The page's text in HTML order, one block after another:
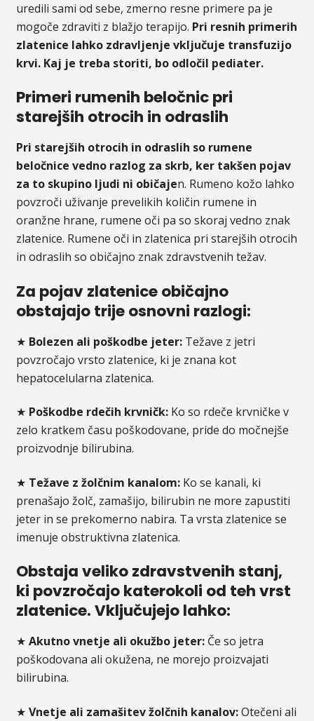
uredili sami od sebe, zmerno resne primere pa je
mogoče zdraviti z blažjo terapijo. Pri resnih primerih
zlatenice lahko zdravljenje vključuje transfuzijo
krvi. Kaj je treba storiti, bo odločil pediater.
Primeri rumenih beločnic pri
starejših otrocih in odraslih
Pri starejših otrocih in odraslih so rumene
beločnice vedno razlog za skrb, ker takšen pojav
za to skupino ljudi ni običajen. Rumeno kožo lahko
povzroči uživanje prevelikih količin rumene in
oranžne hrane, rumene oči pa so skoraj vedno znak
zlatenice. Rumene oči in zlatenica pri starejših otrocih
in odraslih so običajno znak zdravstvenih težav.
Za pojav zlatenice običajno
obstajajo trije osnovni razlogi:
★ Bolezen ali poškodbe jeter:Težave z jetri
povzročajo vrsto zlatenice, ki je znana kot
hepatocelularna zlatenica.
★ Poškodbe rdečih krvničk:Ko so rdeče krvničke v
zelo kratkem času poškodovane, pride do močnejše
proizvodnje bilirubina.
★ Težave z žolčnim kanalom:Ko se kanali, ki
prenašajo žolč, zamašijo, bilirubin ne more zapustiti
jeter in se prekomerno nabira. Ta vrsta zlatenice se
imenuje obstruktivna zlatenica.
Obstaja veliko zdravstvenih stanj,
ki povzročajo katerokoli od teh vrst
zlatenice. Vključujejo lahko:
★ Akutno vnetje ali okužbo jeter:Če so jetra
poškodovana ali okužena, ne morejo proizvajati
bilirubina.
★ Vnetje ali zamašitev žolčnih kanalov:Otečeni ali